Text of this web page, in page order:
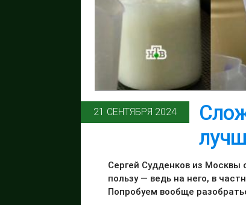
21 СЕНТЯБРЯ 2024
Сергей Судденков из Москвы
пользу — ведь на него, в
Попробуем вообще